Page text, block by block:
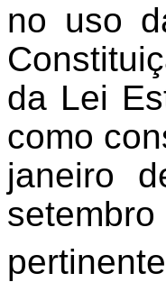
no uso
da Lei
como
janeiro